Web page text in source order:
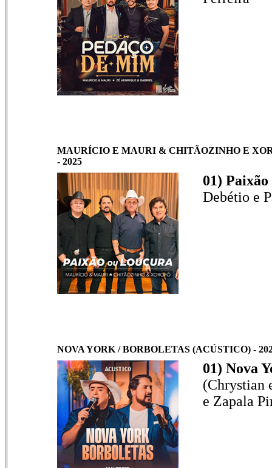
MAURÍCIO E MAURI & CHITÃOZINHO E
- 2025
01)
Debétio e
NOVA YORK / BORBOLETAS (ACÚSTICO) -
01) Nova
(Chrystian
e Zapala